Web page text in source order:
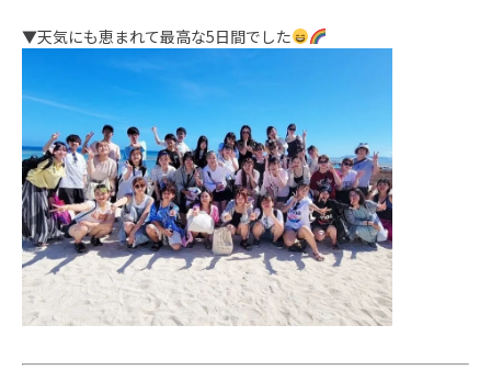
▼天気にも恵まれて最高な5日間でした